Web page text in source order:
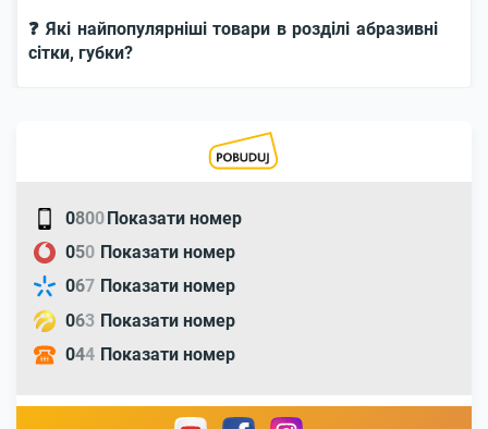
❓ Які найпопулярніші товари в розділі абразивні
сітки, губки?
0800Показати номер
050 Показати номер
067 Показати номер
063 Показати номер
044 Показати номер